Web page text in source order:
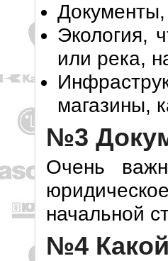
Документы,
Экология,
или река,
магазины,
№3
Очень
начальной
№4